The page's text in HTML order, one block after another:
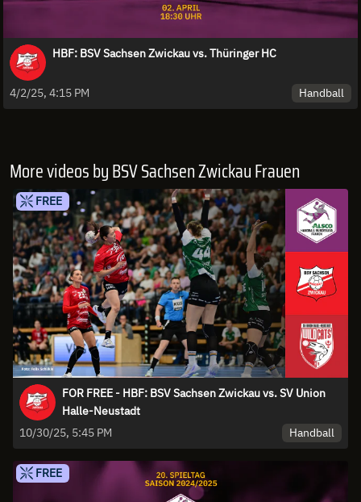
HBF: BSV Sachsen Zwickau vs. Thüringer HC
4/2/25, 4:15 PM Handball
More videos by BSV Sachsen Zwickau Frauen
FREE
FOR FREE - HBF: BSV Sachsen Zwickau vs. SV Union
Halle-Neustadt
10/30/25, 5:45 PM
Handball
FREE